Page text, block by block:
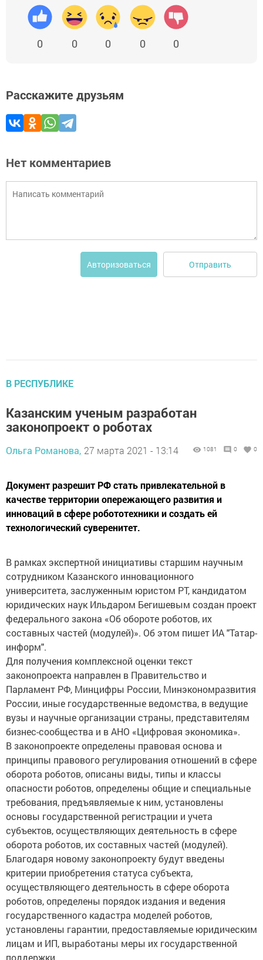
0 0 0 0 0
Расскажите друзьям
Нет комментариев
Авторизоваться Отправить
В РЕСПУБЛИКЕ
Казанским ученым разработан
законопроект о роботах
Ольга Романова, 27 марта 2021 - 13:14 1081 0 0
Документ разрешит РФ стать привлекательной в
качестве территории опережающего развития и
инноваций в сфере робототехники и создать ей
технологический суверенитет.
В рамках экспертной инициативы старшим научным
сотрудником Казанского инновационного
университета, заслуженным юристом РТ, кандидатом
юридических наук Ильдаром Бегишевым создан проект
федерального закона «Об обороте роботов, их
составных частей (модулей)». Об этом пишет ИА "Татар-
информ".
Для получения комплексной оценки текст
законопроекта направлен в Правительство и
Парламент РФ, Минцифры России, Минэкономразвития
России, иные государственные ведомства, в ведущие
вузы и научные организации страны, представителям
бизнес-сообщества и в АНО «Цифровая экономика».
В законопроекте определены правовая основа и
принципы правового регулирования отношений в сфере
оборота роботов, описаны виды, типы и классы
опасности роботов, определены общие и специальные
требования, предъявляемые к ним, установлены
основы государственной регистрации и учета
субъектов, осуществляющих деятельность в сфере
оборота роботов, их составных частей (модулей).
Благодаря новому законопроекту будут введены
критерии приобретения статуса субъекта,
осуществляющего деятельность в сфере оборота
роботов, определены порядок издания и ведения
государственного кадастра моделей роботов,
установлены гарантии, предоставляемые юридическим
лицам и ИП, выработаны меры их государственной